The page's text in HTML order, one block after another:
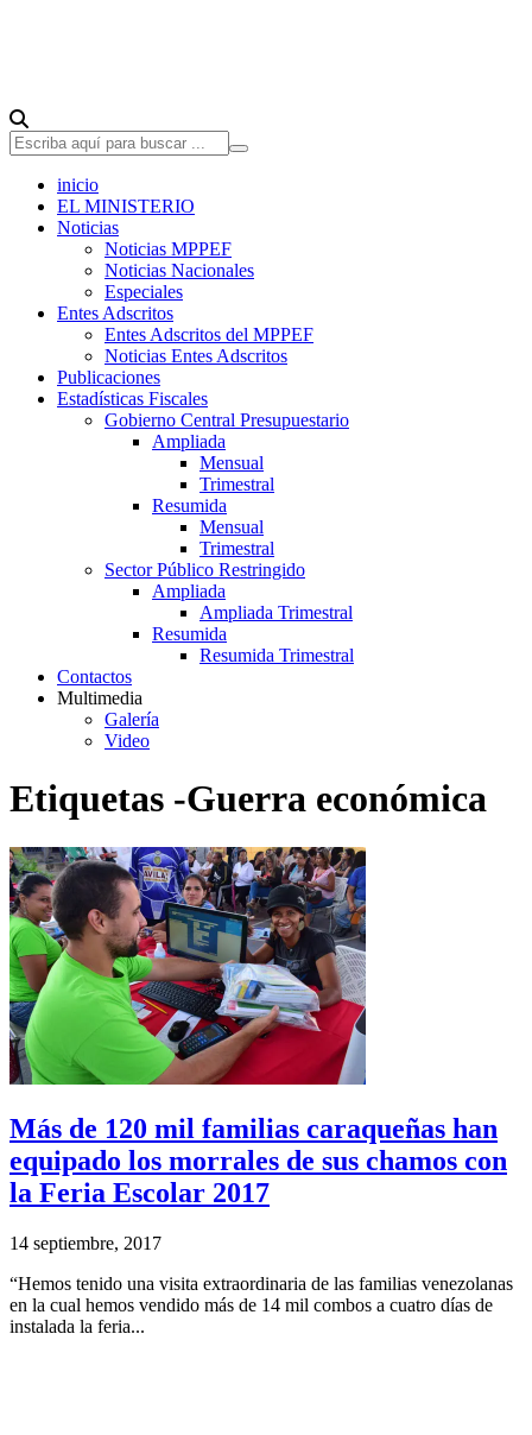
inicio
EL MINISTERIO
Noticias
Noticias MPPEF
Noticias Nacionales
Especiales
Entes Adscritos
Entes Adscritos del MPPEF
Noticias Entes Adscritos
Publicaciones
Estadísticas Fiscales
Gobierno Central Presupuestario
Ampliada
Mensual
Trimestral
Resumida
Mensual
Trimestral
Sector Público Restringido
Ampliada
Ampliada Trimestral
Resumida
Resumida Trimestral
Contactos
Multimedia
Galería
Video
Etiquetas -Guerra económica
Más de 120 mil familias caraqueñas han
equipado los morrales de sus chamos con
la Feria Escolar 2017
14 septiembre, 2017
“Hemos tenido una visita extraordinaria de las familias venezolanas
en la cual hemos vendido más de 14 mil combos a cuatro días de
instalada la feria...